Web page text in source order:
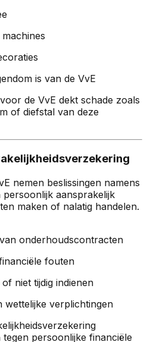
is van de VvE
de VvE dekt schade zoals
of diefstal van deze
nemen beslissingen namens
aansprakelijk
maken of nalatig handelen.
onderhoudscontracten
fouten
niet tijdig indienen
wettelijke verplichtingen
persoonlijke financiële